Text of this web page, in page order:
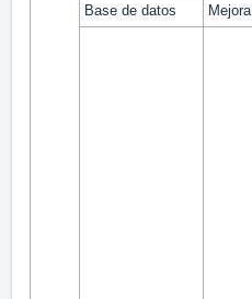
Base de datos
Mejora